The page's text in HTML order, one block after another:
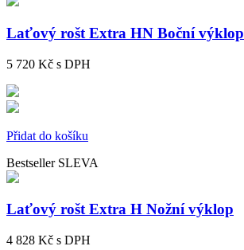
Laťový rošt Extra HN Boční výklop
5 720 Kč s DPH
Přidat do košíku
Bestseller SLEVA
Laťový rošt Extra H Nožní výklop
4 828 Kč s DPH